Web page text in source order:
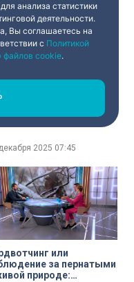
знаков хороших и
появятся более 60
дорожных знаков и
2025 07:45
или
за пернатыми
природе:
анализа статистики
деятельности.
Вы соглашаетесь на
с Политикой
файлов cookie.